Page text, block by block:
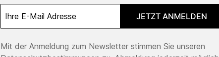
JETZT ANMELDEN
Mit der Anmeldung zum Newsletter stimmen Sie unseren